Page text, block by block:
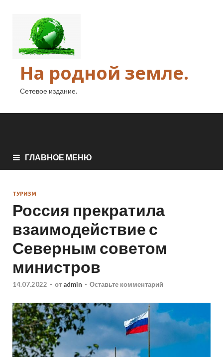
На родной земле.
Сетевое издание.
ГЛАВНОЕ МЕНЮ
ТУРИЗМ
Россия прекратила
взаимодействие с
Северным советом
министров
14.07.2022 - от admin - Оставьте комментарий